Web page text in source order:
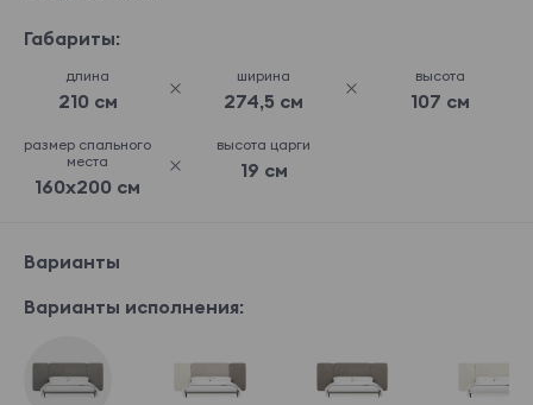
Габариты:
длина
210 см
ширина
274,5 см
высота
107 см
размер спального
места
160x200 см
высота царги
19 см
Варианты
Варианты исполнения: